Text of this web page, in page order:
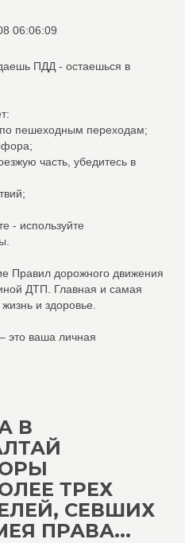
06:06:09
ПДД - остаешься в
по пешеходным переходам;
часть, убедитесь в
- используйте
Правил дорожного движения
ДТП.️ Главная и самая
и здоровье.
это ваша личная
В
ТРЕХ
СЕВШИХ
ПРАВА...